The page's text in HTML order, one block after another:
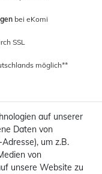
bei eKomi
SSL
möglich**
auf unserer
Daten von
um z.B.
von
unsere Website zu